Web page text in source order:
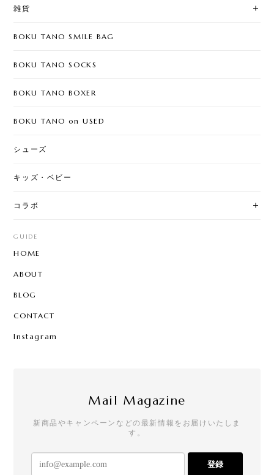
雑貨
BOKU TANO SMILE BAG
BOKU TANO SOCKS
BOKU TANO BOXER
BOKU TANO on USED
シューズ
キッズ・ベビー
コラボ
GUIDE
HOME
ABOUT
BLOG
CONTACT
Instagram
Mail Magazine
新商品やキャンペーンなどの最新情報をお届けいたしま
す。
登録